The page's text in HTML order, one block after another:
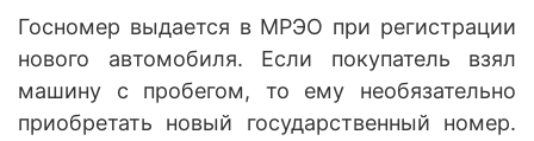
Госномер выдается в МРЭО при регистрации
нового автомобиля. Если покупатель взял
машину с пробегом, то ему необязательно
приобретать новый государственный номер.